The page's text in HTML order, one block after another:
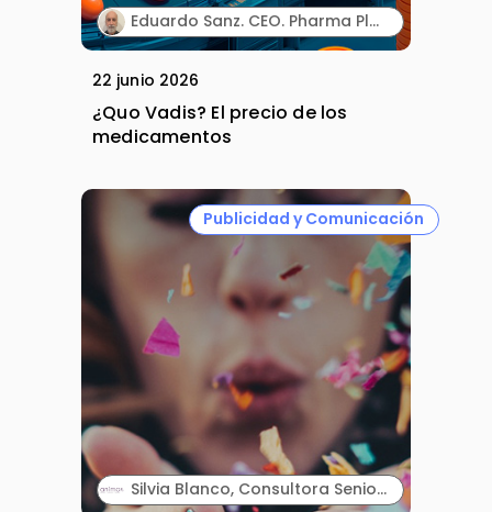
Eduardo Sanz. CEO. Pharma Plan.
22 junio 2026
¿Quo Vadis? El precio de los
medicamentos
Publicidad y Comunicación
Silvia Blanco, Consultora Senior y Carla Vallès, Manager Senior. ANIMA.